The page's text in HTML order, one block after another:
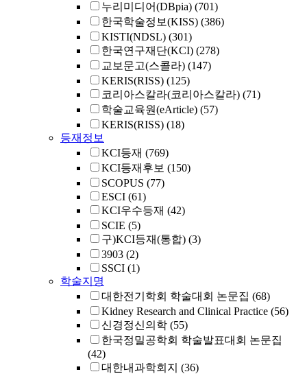
누리미디어(DBpia) (701)
한국학술정보(KISS) (386)
KISTI(NDSL) (301)
한국연구재단(KCI) (278)
교보문고(스콜라) (147)
KERIS(RISS) (125)
코리아스칼라(코리아스칼라) (71)
학술교육원(eArticle) (57)
KERIS(RISS) (18)
등재정보
KCI등재 (769)
KCI등재후보 (150)
SCOPUS (77)
ESCI (61)
KCI우수등재 (42)
SCIE (5)
구)KCI등재(통합) (3)
3903 (2)
SSCI (1)
학술지명
대한전기학회 학술대회 논문집 (68)
Kidney Research and Clinical Practice (56)
신경정신의학 (55)
한국정밀공학회 학술발표대회 논문집
(42)
대한내과학회지 (36)